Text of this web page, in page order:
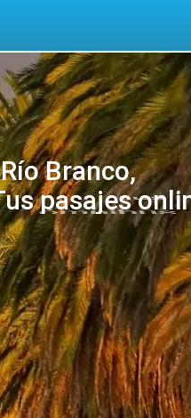
Branco,
pasajes
Tus
ómnibus